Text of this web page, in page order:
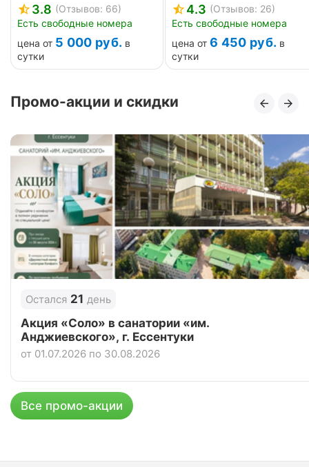
3.8 (Отзывов: 66)
Есть свободные номера
цена от 5 000 руб. в
сутки
4.3 (Отзывов: 26)
Есть свободные номера
цена от 6 450 руб. в
сутки
Промо-акции и скидки
Остался 21 день
Акция «Соло» в санатории «им.
Анджиевского», г. Ессентуки
от 01.07.2026 по 30.08.2026
Все промо-акции